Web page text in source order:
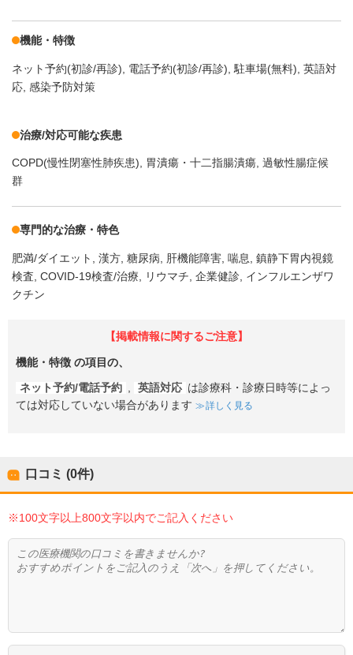
機能・特徴
ネット予約(初診/再診) 電話予約(初診/再診) 駐車場(無料) 英語対
応 感染予防対策
治療/対応可能な疾患
COPD(慢性閉塞性肺疾患) 胃潰瘍・十二指腸潰瘍 過敏性腸症候
群
専門的な治療・特色
肥満/ダイエット 漢方 糖尿病 肝機能障害 喘息
鎮静下胃内視鏡
検査 COVID-19検査/治療 リウマチ 企業健診 インフルエンザワ
クチン
【掲載情報に関するご注意】
機能・特徴 の項目の、
ネット予約/電話予約 , 英語対応 は診療科・診療日時等によっ
ては対応していない場合があります
詳しく見る
口コミ (0件)
※100文字以上800文字以内でご記入ください